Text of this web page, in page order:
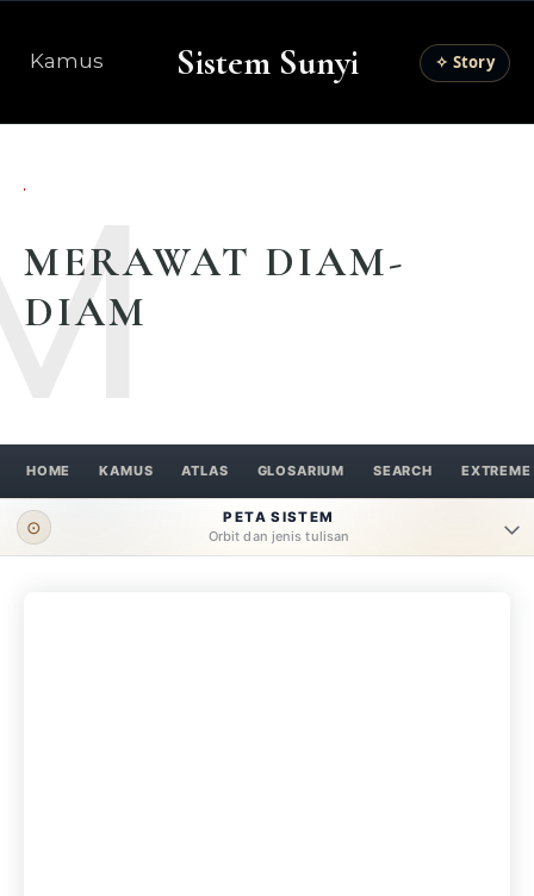
Kamus Sistem Sunyi ✧ Story
MERAWAT DIAM-
DIAM
HOME KAMUS ATLAS GLOSARIUM SEARCH EXTREME
⊙
PETA SISTEM
Orbit dan jenis tulisan